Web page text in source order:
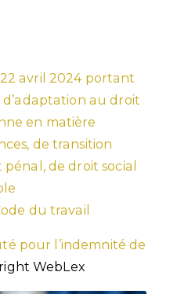
avril 2024 portant
d’adaptation au droit
en matière
de transition
de droit social
du travail
pour l’indemnité de
WebLex